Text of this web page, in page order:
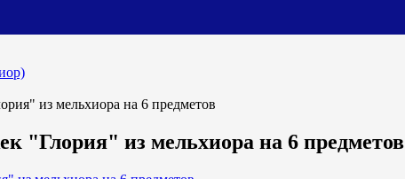
из мельхиора на 6 предметов
"Глория" из мельхиора на 6 предметов